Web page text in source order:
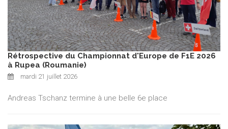
Rétrospective du Championnat d'Europe de F1E 2026
à Rupea (Roumanie)
mardi 21 juillet 2026
Andreas Tschanz termine à une belle 6e place